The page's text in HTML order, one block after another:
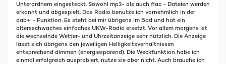
Unterordnern eingesteckt. Sowohl mp3- als auch flac - Dateien werden
erkannt und abgespielt. Das Radio benutze ich vornehmlich in der
dab+ - Funktion. Es steht bei mir übrigens im Bad und hat ein
altersschwaches einfaches UKW-Radio ersetzt. Vor allem morgens ist
die wechselnde Wetter- und Uhrzeitanzeige sehr nützlich. Die Anzeige
lässt sich übrigens den jeweiligen Helligkeitsverhältnissen
entsprechend dimmen (energiesparend). Die Weckfunktion habe ich
einmal erfolgreich ausprobiert, nutze sie aber nicht. Auch brauche ich